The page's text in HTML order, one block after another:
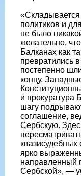
политиков и
не было
желательно,
Балканах как
превратились
постепенно
концу.
и прокуратура
шагу
соглашение,
Сербскую.
квазисудебных
ярко
направленный
Сербской», —